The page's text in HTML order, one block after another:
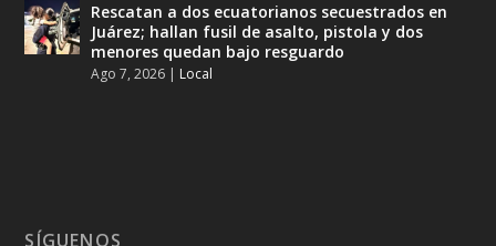
Rescatan a dos ecuatorianos secuestrados en
Juárez; hallan fusil de asalto, pistola y dos
menores quedan bajo resguardo
Ago 7, 2026 | Local
SÍGUENOS